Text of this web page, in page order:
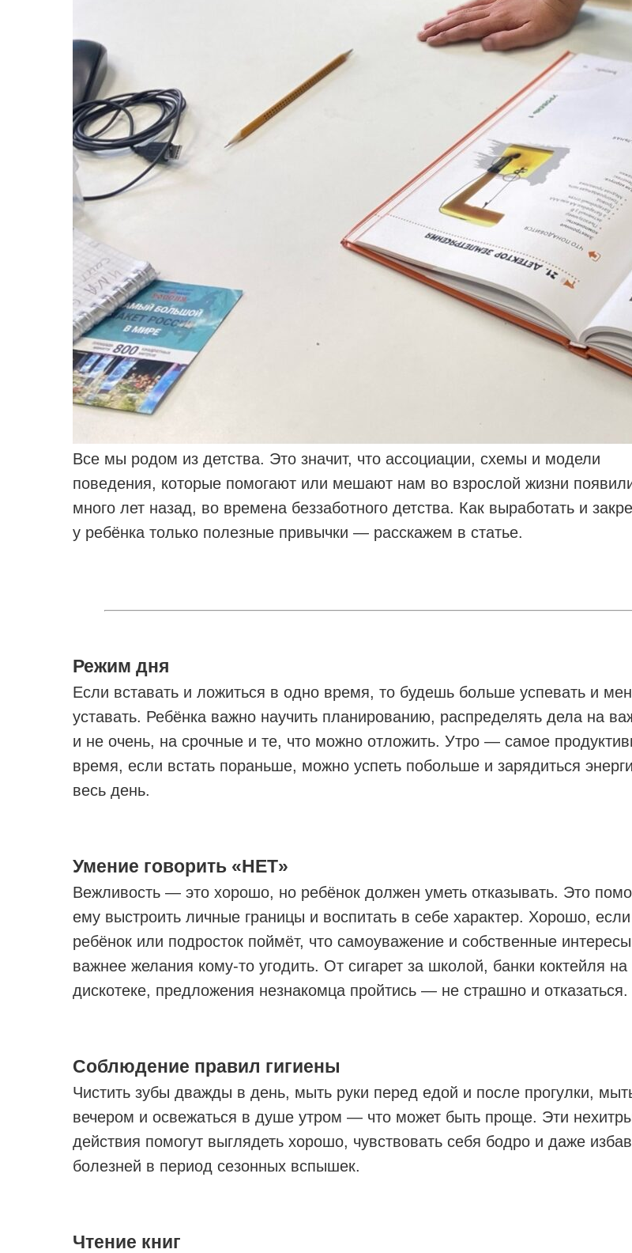
Все мы родом из детства. Это значит, что ассоциации, схемы и модели
поведения, которые помогают или мешают нам во взрослой жизни
много лет назад, во времена беззаботного детства. Как выработать и
у ребёнка только полезные привычки — расскажем в статье.
Режим дня
Если вставать и ложиться в одно время, то будешь больше успевать и
уставать. Ребёнка важно научить планированию, распределять дела на
и не очень, на срочные и те, что можно отложить. Утро — самое
время, если встать пораньше, можно успеть побольше и зарядиться
весь день.
Умение говорить «НЕТ»
Вежливость — это хорошо, но ребёнок должен уметь отказывать. Это
ему выстроить личные границы и воспитать в себе характер. Хорошо, если
ребёнок или подросток поймёт, что самоуважение и собственные интересы
важнее желания кому-то угодить. От сигарет за школой, банки коктейля на
дискотеке, предложения незнакомца пройтись — не страшно и отказаться.
Соблюдение правил гигиены
Чистить зубы дважды в день, мыть руки перед едой и после прогулки,
вечером и освежаться в душе утром — что может быть проще. Эти
действия помогут выглядеть хорошо, чувствовать себя бодро и даже
болезней в период сезонных вспышек.
Чтение книг